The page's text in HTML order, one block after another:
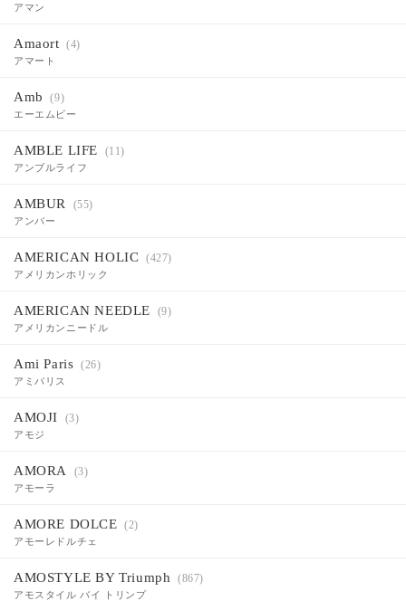
アマン
Amaort (4)
アマート
Amb (9)
エーエムビー
AMBLE LIFE (11)
アンブルライフ
AMBUR (55)
アンバー
AMERICAN HOLIC (427)
アメリカンホリック
AMERICAN NEEDLE (9)
アメリカンニードル
Ami Paris (26)
アミパリス
AMOJI (3)
アモジ
AMORA (3)
アモーラ
AMORE DOLCE (2)
アモーレドルチェ
AMOSTYLE BY Triumph (867)
アモスタイル バイ トリンプ